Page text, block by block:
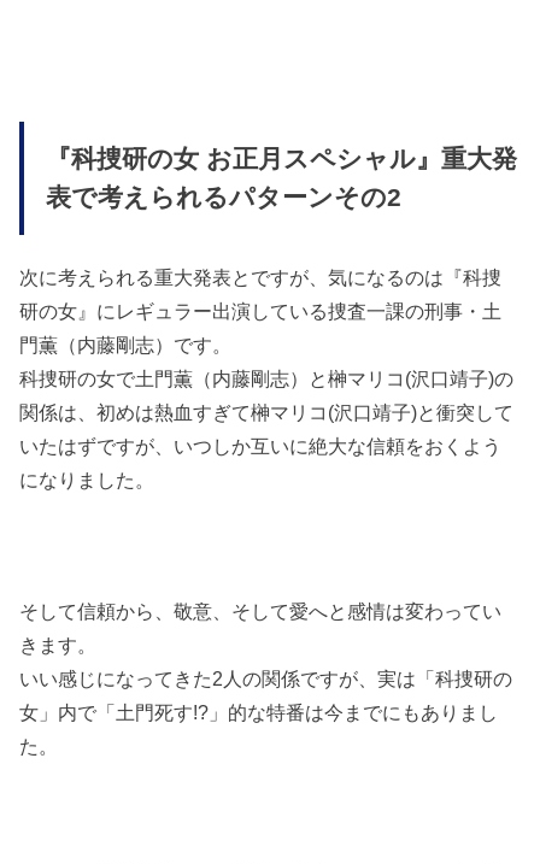
『科捜研の女 お正月スペシャル』重大発
表で考えられるパターンその2
次に考えられる重大発表とですが、気になるのは『科捜
研の女』にレギュラー出演している捜査一課の刑事・土
門薫（内藤剛志）です。
科捜研の女で土門薫（内藤剛志）と榊マリコ(沢口靖子)の
関係は、初めは熱血すぎて榊マリコ(沢口靖子)と衝突して
いたはずですが、いつしか互いに絶大な信頼をおくよう
になりました。
そして信頼から、敬意、そして愛へと感情は変わってい
きます。
いい感じになってきた2人の関係ですが、実は「科捜研の
女」内で「土門死す!?」的な特番は今までにもありまし
た。